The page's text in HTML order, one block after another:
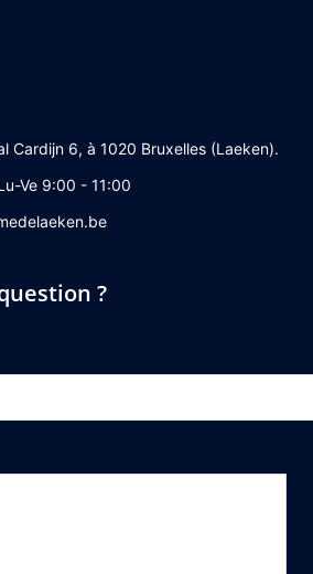
Cardijn 6, à 1020 Bruxelles (Laeken).
Ve 9:00 - 11:00
?